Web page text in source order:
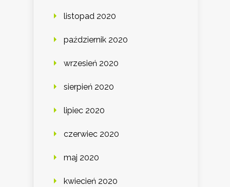
listopad 2020
październik 2020
wrzesień 2020
sierpień 2020
lipiec 2020
czerwiec 2020
maj 2020
kwiecień 2020